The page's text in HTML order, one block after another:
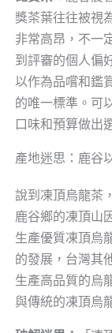
獎茶葉往往被視
非常高昂，不一
到評審的個人偏
以作為品嚐和鑑
的唯一標準。可
口味和預算做出
產地迷思：鹿谷
說到凍頂烏龍茶
鹿谷鄉的凍頂山
生產優質凍頂烏
的發展，台灣其
生產高品質的烏
與傳統的凍頂烏